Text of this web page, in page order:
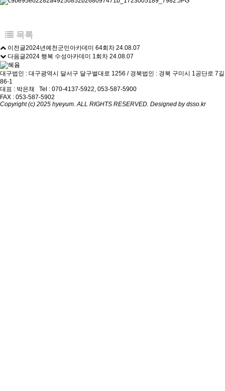
목록
이전글2024년예천군민아카데미 64회차 24.08.07
다음글2024 행복 수성아카데미 1회차 24.08.07
대구법인 : 대구광역시 달서구 달구벌대로 1256 / 경북법인 : 경북 구미시 1공단로 7길
86-1
대표 : 박은채 Tel : 070-4137-5922, 053-587-5900
FAX : 053-587-5902
Copyright (c) 2025 hyeyum. ALL RIGHTS RESERVED. Designed bydsso.kr